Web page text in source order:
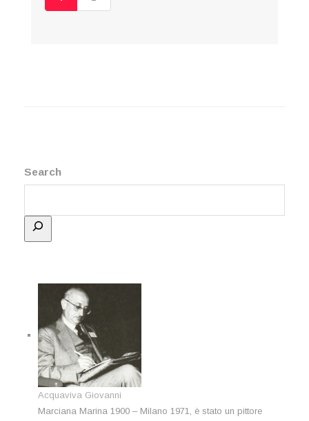
Search
Acquaviva Giovanni
Marciana Marina 1900 – Milano 1971, è stato un pittore